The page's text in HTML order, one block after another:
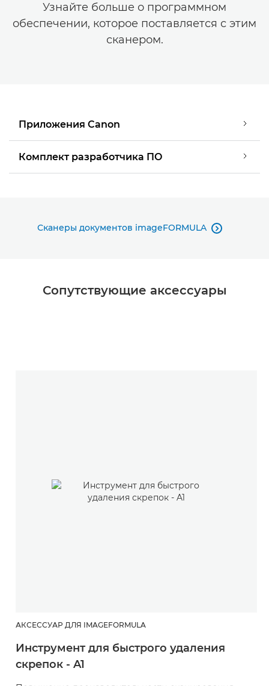
Узнайте больше о программном
обеспечении, которое поставляется с этим
сканером.
Приложения Canon
Комплект разработчика ПО
Сканеры документов imageFORMULA 
Сопутствующие аксессуары
АКСЕССУАР ДЛЯ IMAGEFORMULA
Инструмент для быстрого удаления
скрепок - A1